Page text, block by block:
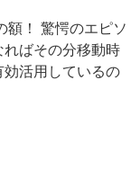
額！ 驚愕のエピソ
ばその分移動時
効活用しているの